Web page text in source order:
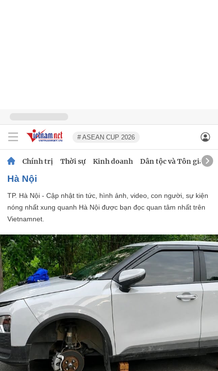
# ASEAN CUP 2026
Chính trị Thời sự Kinh doanh Dân tộc và Tôn giáo
Hà Nội
TP. Hà Nội - Cập nhật tin tức, hình ảnh, video, con người, sự kiện
nóng nhất xung quanh Hà Nội được bạn đọc quan tâm nhất trên
Vietnamnet.